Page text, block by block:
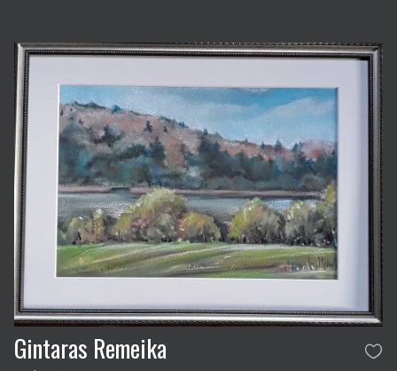
Gintaras Remeika